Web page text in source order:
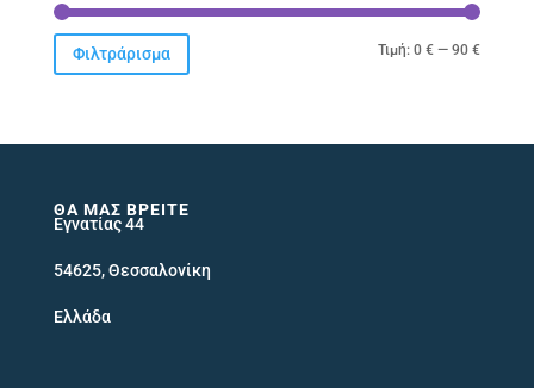
Φιλτράρισμα Τιμή:0 € —90 €
ΘΑ ΜΑΣ ΒΡΕΊΤΕ
Εγνατίας 44
54625, Θεσσαλονίκη
Ελλάδα